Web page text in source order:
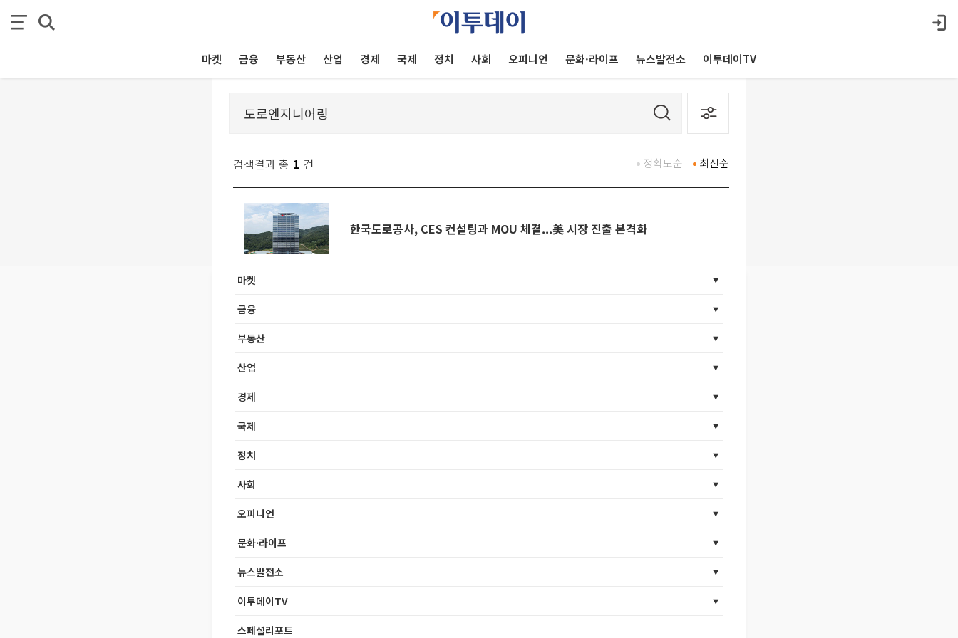
마켓 금융 부동산 산업 경제 국제 정치 사회 오피니언 문화·라이프 뉴스발전소 이투데이TV
검색결과 총 1 건 최신순
정확도순
한국도로공사, CES 컨설팅과 MOU 체결...美 시장 진출 본격화
마켓
금융
부동산
산업
경제
국제
정치
사회
오피니언
문화·라이프
뉴스발전소
이투데이TV
스페셜리포트